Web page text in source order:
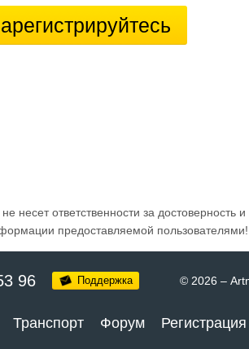
несет ответственности за достоверность и
предоставляемой пользователями!
96 Поддержка © 2026 –
Транспорт Форум Регистрация